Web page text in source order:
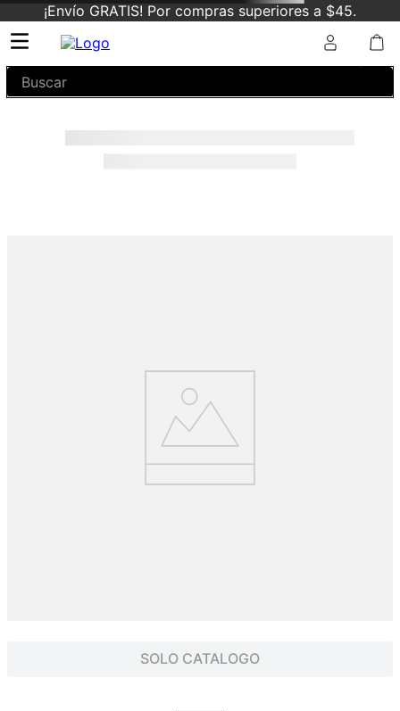
¡Envío GRATIS! Por compras superiores a $45.
Buscar
SOLO CATALOGO